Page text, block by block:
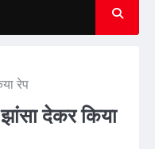
रेप
देकर किया